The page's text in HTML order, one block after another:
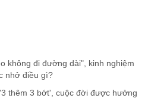
không đi đường dài", kinh nghiệm
nhở điều gì?
thêm 3 bớt', cuộc đời được hưởng